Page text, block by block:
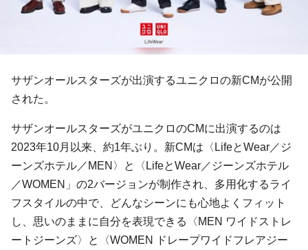
サザンオールスターズが出演するユニクロの新CMが公開
された。
サザンオールスターズがユニクロのCMに出演するのは
2023年10月以来、約1年ぶり。新CMは〈LifeとWear／ジ
ーンズホテル／MEN〉と〈LifeとWear／ジーンズホテル
／WOMEN」の2バージョンが制作され、多用化するライ
フスタイルの中で、どんなシーンにも心地よくフィット
し、思いのままに自分を表現できる〈MEN ワイドストレ
ートジーンズ〉と〈WOMEN ドレープワイドフレアジー